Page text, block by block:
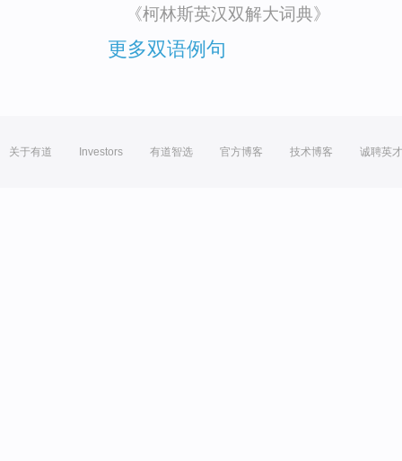
《柯林斯英汉双解大词典》
更多双语例句
关于有道 Investors 有道智选 官方博客 技术博客 诚聘英才